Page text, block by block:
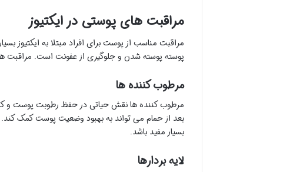
مراقبت های پوستی در ایکتیوز
مراقبت مناسب از پوست برای افراد مبتلا به
پوسته پوسته شدن و جلوگیری از عفونت است. مراقبت
مرطوب کننده ها
مرطوب کننده ها نقش حیاتی در حفظ رطوبت پوست و
بعد از حمام می تواند به بهبود وضعیت پوست کمک
بسیار مفید باشد.
لایه بردارها